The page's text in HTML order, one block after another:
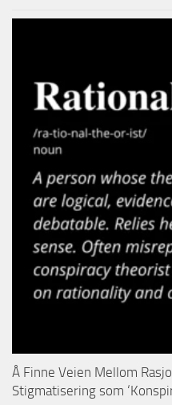
Å Finne Veien Mellom
Stigmatisering som